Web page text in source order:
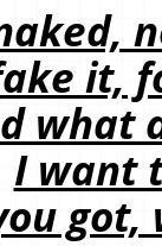
it,
what
I want
got,